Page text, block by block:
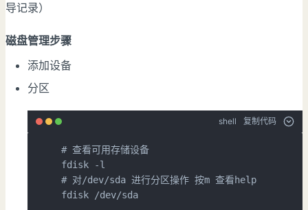
导记录）
磁盘管理步骤
添加设备
分区
shell 复制代码
# 查看可用存储设备
# 对/dev/sda 进行分区操作 按m 查看help
fdisk /dev/sda